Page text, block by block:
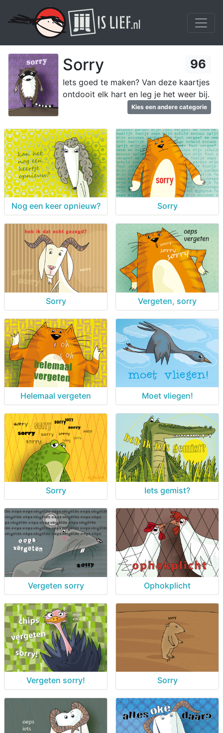
Sorry 96
Iets goed te maken? Van deze kaartjes
ontdooit elk hart en leg je het weer bij.
Kies een andere categorie
Nog een keer opnieuw? Sorry
Sorry Vergeten, sorry
Helemaal vergeten Moet vliegen!
Sorry Iets gemist?
Vergeten sorry Ophokplicht
Vergeten sorry! Sorry